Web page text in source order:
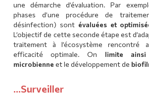
une démarche d’évaluation. Par
phases d’une procédure de
désinfection) sont évaluées et
L’objectif de cette seconde étape est
traitement à l’écosystème rencontré
efficacité optimale. On limite
microbienne et le développement de
…Surveiller